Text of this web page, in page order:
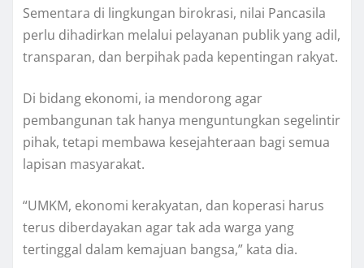
Sementara di lingkungan birokrasi, nilai Pancasila
perlu dihadirkan melalui pelayanan publik yang adil,
transparan, dan berpihak pada kepentingan rakyat.
Di bidang ekonomi, ia mendorong agar
pembangunan tak hanya menguntungkan segelintir
pihak, tetapi membawa kesejahteraan bagi semua
lapisan masyarakat.
“UMKM, ekonomi kerakyatan, dan koperasi harus
terus diberdayakan agar tak ada warga yang
tertinggal dalam kemajuan bangsa,” kata dia.